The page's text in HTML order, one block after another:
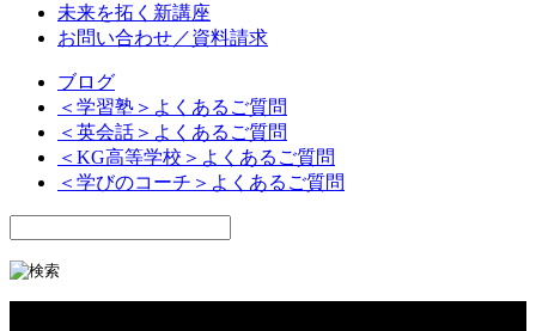
未来を拓く新講座
お問い合わせ／資料請求
ブログ
＜学習塾＞よくあるご質問
＜英会話＞よくあるご質問
＜KG高等学校＞よくあるご質問
＜学びのコーチ＞よくあるご質問